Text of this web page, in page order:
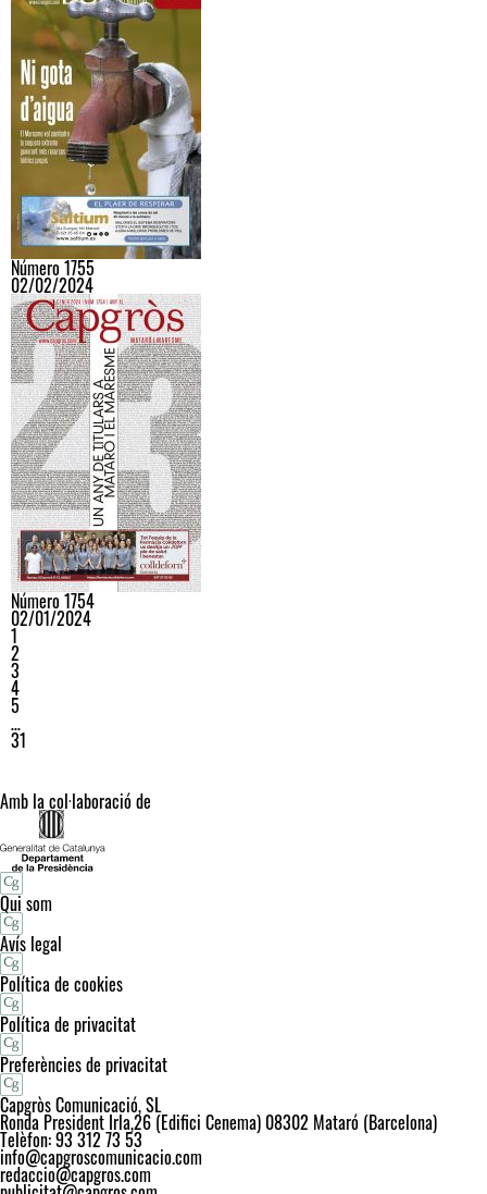
Número 1755
02/02/2024
Número 1754
02/01/2024
1
2
3
4
5
…
31
Amb la col·laboració de
Qui som
Avís legal
Política de cookies
Política de privacitat
Preferències de privacitat
Capgròs Comunicació, SL
Ronda President Irla,26 (Edifici Cenema) 08302 Mataró (Barcelona)
Telèfon: 93 312 73 53
info@capgroscomunicacio.com
redaccio@capgros.com